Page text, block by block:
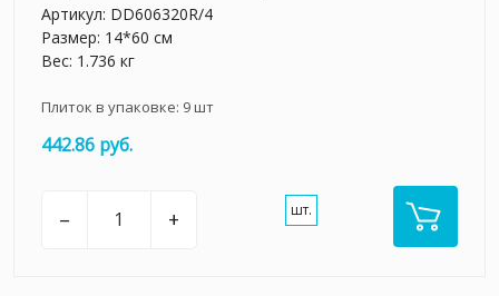
Артикул: DD606320R/4
Размер: 14*60 см
Вес: 1.736 кг
Плиток в упаковке: 9шт
442.86 руб.
– + шт.